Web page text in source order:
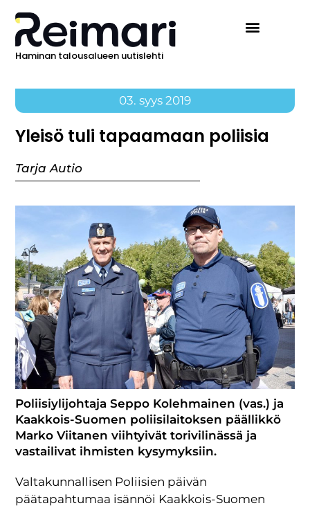
Haminan talousalueen uutislehti
03. syys 2019
Yleisö tuli tapaamaan poliisia
Tarja Autio
Poliisiylijohtaja Seppo Kolehmainen (vas.) ja
Kaakkois-Suomen poliisilaitoksen päällikkö
Marko Viitanen viihtyivät torivilinässä ja
vastailivat ihmisten kysymyksiin.
Valtakunnallisen Poliisien päivän
päätapahtumaa isännöi Kaakkois-Suomen